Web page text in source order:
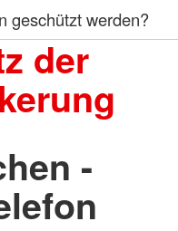
geschützt werden?
der
-